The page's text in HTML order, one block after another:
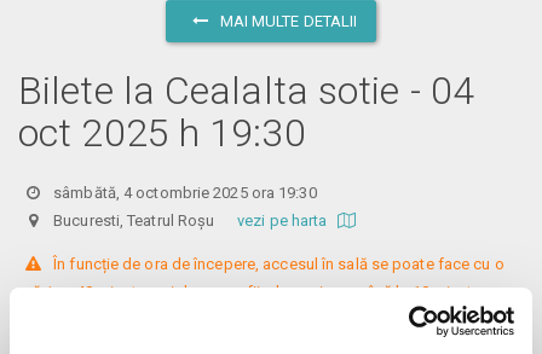
MAI MULTE DETALII
Bilete la Cealalta sotie - 04
oct 2025 h 19:30
sâmbătă, 4 octombrie 2025 ora 19:30
Bucuresti, Teatrul Roșu vezi pe harta
În funcție de ora de începere, accesul în sală se poate face cu o
oră / cu 40 minute mai devreme, fiind permis cu până la 10 minute
înainte de spectacol. Așezarea se realizează la mese de 2 (nr. limitat), 3